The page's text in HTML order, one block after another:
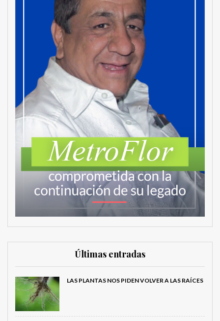
Últimas entradas
LAS PLANTAS NOS PIDEN VOLVER A LAS RAÍCES